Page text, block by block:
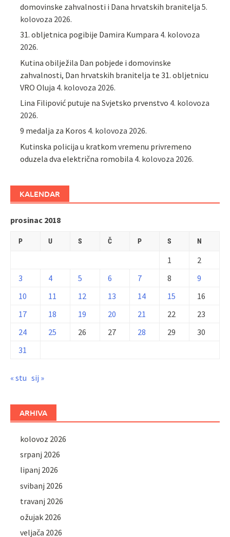
domovinske zahvalnosti i Dana hrvatskih branitelja 5.
kolovoza 2026.
31. obljetnica pogibije Damira Kumpara 4. kolovoza
2026.
Kutina obilježila Dan pobjede i domovinske
zahvalnosti, Dan hrvatskih branitelja te 31. obljetnicu
VRO Oluja 4. kolovoza 2026.
Lina Filipović putuje na Svjetsko prvenstvo 4. kolovoza
2026.
9 medalja za Koros 4. kolovoza 2026.
Kutinska policija u kratkom vremenu privremeno
oduzela dva električna romobila 4. kolovoza 2026.
KALENDAR
prosinac 2018
P U S Č P S N
1
2
3
4 5 6 7 8
9
10
11 12 13 14 15
16
17
18 19 20 21 22
23
24
25 26 27 28 29
30
31
« stu sij »
ARHIVA
kolovoz 2026
srpanj 2026
lipanj 2026
svibanj 2026
travanj 2026
ožujak 2026
veljača 2026